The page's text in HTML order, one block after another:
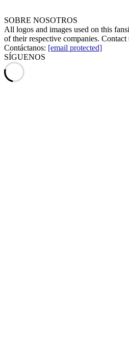
SOBRE NOSOTROS
All logos and images used on this
of their respective companies. Contact
Contáctanos: [email protected]
SÍGUENOS